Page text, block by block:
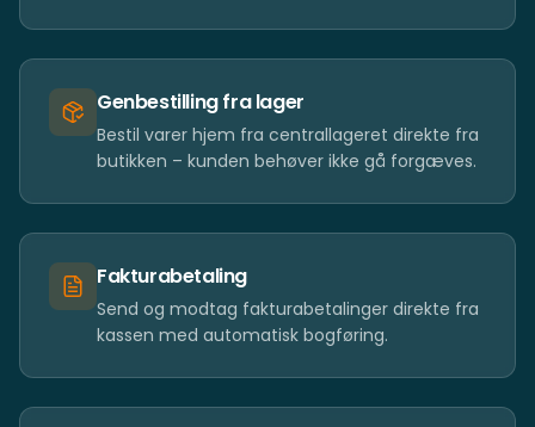
Genbestilling fra lager
Bestil varer hjem fra centrallageret direkte fra
butikken – kunden behøver ikke gå forgæves.
Fakturabetaling
Send og modtag fakturabetalinger direkte fra
kassen med automatisk bogføring.